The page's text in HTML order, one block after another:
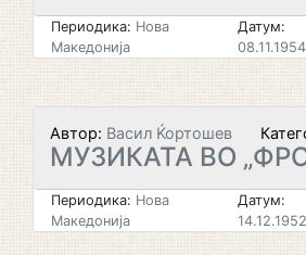
Периодика: Нова
Македонија
Датум:
08.11.1954
Автор: Васил Ќортошев
МУЗИКАТА ВО
Периодика: Нова
Македонија
Датум:
14.12.1952